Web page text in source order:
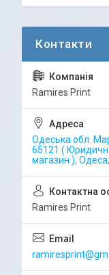
Ramires Print
Одеська обл.
65121 (
магазин ),
Ramires Print